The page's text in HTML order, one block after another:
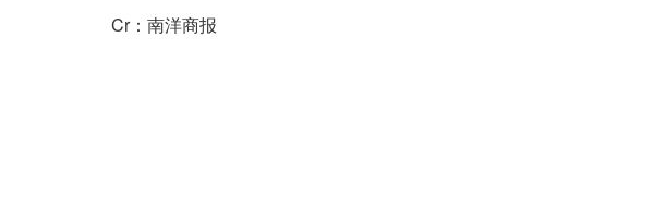
Cr：南洋商报